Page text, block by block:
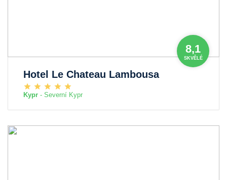
8,1
SKVĚLÉ
Hotel Le Chateau Lambousa
Kypr - Severní Kypr